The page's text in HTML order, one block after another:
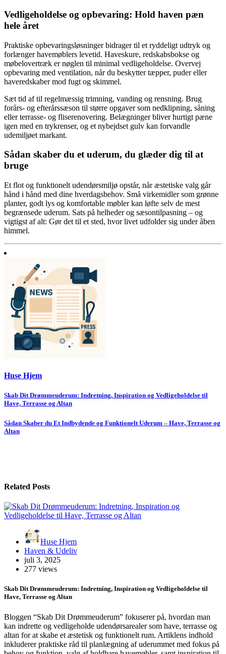
Vedligeholdelse og opbevaring: Hold haven pæn
hele året
Praktiske opbevaringsløsninger bidrager til et ryddeligt udtryk og
forlænger havemøblers levetid. Haveskure, redskabsbokse og
møbelovertræk er nøglen til minimal vedligeholdelse. Overvej
opbevaring med ventilation, når du beskytter tæpper, puder eller
haveredskaber mod fugt og skimmel.
Sæt tid af til regelmæssig trimning, vanding og rensning. Brug
forårs- og efterårssæson til større opgaver som nedklipning, såning
eller terrasse- og fliserenovering. Belægninger bliver hurtigt pæne
igen med en trykrenser, og et nybejdset gulv kan forvandle
udemiljøet markant.
Sådan skaber du et uderum, du glæder dig til at
bruge
Et flot og funktionelt udendørsmiljø opstår, når æstetiske valg går
hånd i hånd med dine hverdagsbehov. Små virkemidler som grønne
planter, godt lys og komfortable møbler kan løfte selv de mest
begrænsede uderum. Sats på helheder og sæsontilpasning – og
vigtigst af alt: Gør det til et sted, hvor livet udfolder sig under åben
himmel.
Huse Hjem
Indlægsnavigation
Skab Dit Drømmeuderum: Indretning, Inspiration og Vedligeholdelse til
Have, Terrasse og Altan
Sådan Skaber du Et Indbydende og Funktionelt Uderum – Have, Terrasse og
Altan
Related Posts
Huse Hjem
Haven & Udeliv
juli 3, 2025
277 views
Skab Dit Drømmeuderum: Indretning, Inspiration og Vedligeholdelse til
Have, Terrasse og Altan
Bloggen “Skab Dit Drømmeuderum” fokuserer på, hvordan man
kan indrette og vedligeholde udendørsarealer som have, terrasse og
altan for at skabe et æstetisk og funktionelt rum. Artiklens indhold
inkluderer praktiske råd til planlægning af uderummet med fokus på